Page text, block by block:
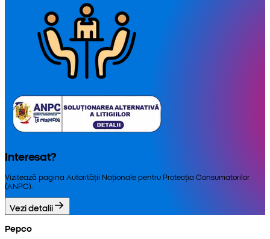
Interesat?
Vizitează pagina Autorității Naționale pentru Protecția Consumatorilor
(ANPC).
Vezi detalii
Pepco